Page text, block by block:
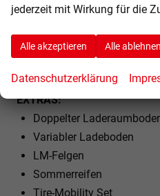
Kindersitzvorbereitung
Lenkrad höhenverstellbar
EXTRAS:
Doppelter
Variabler Ladeboden
LM-Felgen
Sommerreifen
Tire-Mobility Set
jederzeit mit Wirkung für die
Alle akzeptieren Alle ablehnen
Datenschutzerklärung